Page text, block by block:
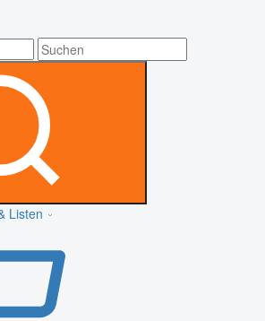
Listen